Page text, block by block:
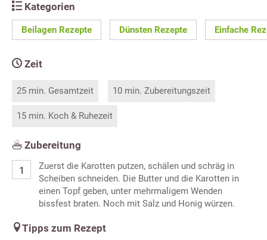
Kategorien
Beilagen Rezepte Dünsten Rezepte Einfache
Zeit
25 min. Gesamtzeit 10 min. Zubereitungszeit
15 min. Koch & Ruhezeit
Zubereitung
Zuerst die Karotten putzen, schälen und schräg in
Scheiben schneiden. Die Butter und die Karotten in
einen Topf geben, unter mehrmaligem Wenden
bissfest braten. Noch mit Salz und Honig würzen.
Tipps zum Rezept